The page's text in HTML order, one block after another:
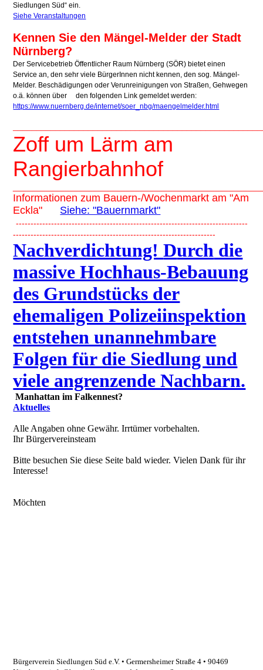
Siedlungen Süd“ ein.
Siehe Veranstaltungen
Kennen Sie den Mängel-Melder der Stadt
Nürnberg?
Der Servicebetrieb Öffentlicher Raum Nürnberg (SÖR) bietet einen
Service an, den sehr viele BürgerInnen nicht kennen, den sog. Mängel-
Melder. Beschädigungen oder Verunreinigungen von Straßen, Gehwegen
o.ä. können über den folgenden Link gemeldet werden:
https://www.nuernberg.de/internet/soer_nbg/maengelmelder.html
Zoff um Lärm am
Rangierbahnhof
Informationen zum Bauern-/Wochenmarkt am "Am
Eckla" Siehe: "Bauernmarkt"
-------------------------------------------------------------------------------
---------------------------------------------------------------------
Nachverdichtung!Durch die
massive Hochhaus-Bebauung
des Grundstücks der
ehemaligen Polizeiinspektion
entstehen unannehmbare
Folgen für die Siedlung und
viele angrenzende Nachbarn.
Manhattan im Falkennest?
Aktuelles
Alle Angaben ohne Gewähr. Irrtümer vorbehalten.
Ihr Bürgervereinsteam
Bitte besuchen Sie diese Seite bald wieder. Vielen Dank für ihr
Interesse!
Möchten
Bürgerverein Siedlungen Süd e.V. • Germersheimer Straße 4• 90469